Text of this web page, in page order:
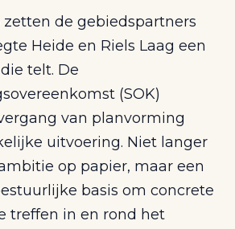
de gebiedspartners
Heide en Riels Laag een
telt. De
(SOK)
van planvorming
uitvoering. Niet langer
op papier, maar een
basis om concrete
treffen in en rond het